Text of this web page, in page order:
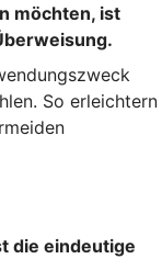
möchten, ist
So erleichtern
die eindeutige